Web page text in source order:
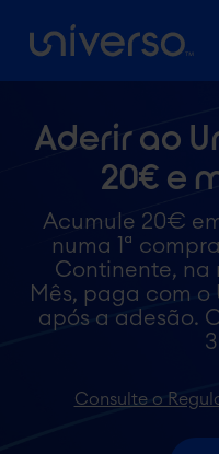
to
main
content
Aderir ao
20€ e
Acumule 20€
numa 1ª
Continente, na
Mês, paga com o
após a adesão.
Consulte o